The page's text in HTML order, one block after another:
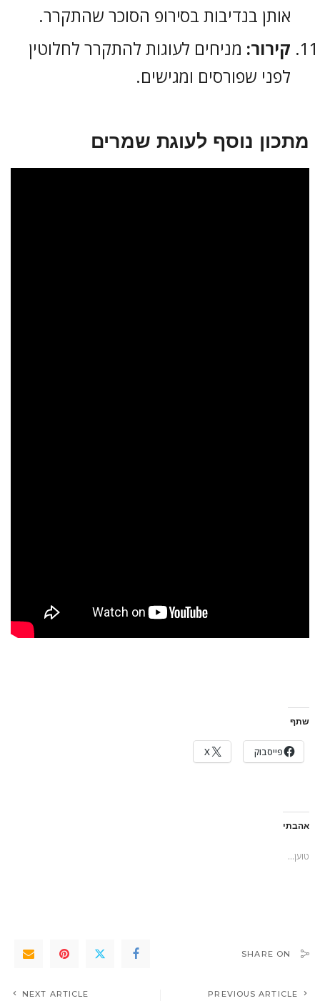
אותן בנדיבות בסירופ הסוכר שהתקרר.
קירור: מניחים לעוגות להתקרר לחלוטין
לפני שפורסים ומגישים.
מתכון נוסף לעוגת שמרים
שתף
פייסבוק X
אהבתי
טוען...
SHARE ON
PREVIOUS ARTICLE
NEXT ARTICLE